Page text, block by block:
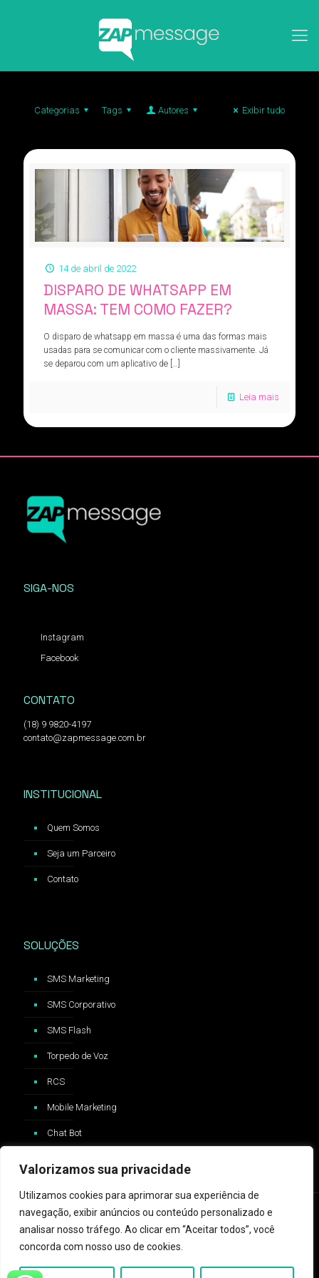
Valorizamos sua privacidade
Utilizamos cookies para aprimorar sua experiência de
navegação, exibir anúncios ou conteúdo personalizado e
analisar nosso tráfego. Ao clicar em “Aceitar todos”, você
concorda com nosso uso de cookies.
Categorias Tags Autores Exibir tudo
14 de abril de 2022
DISPARO DE WHATSAPP EM
MASSA: TEM COMO FAZER?
O disparo de whatsapp em massa é uma das formas mais
usadas para se comunicar com o cliente massivamente. Já
se deparou com um aplicativo de[…]
Leia mais
SIGA-NOS
Instagram
Facebook
CONTATO
(18) 9 9820-4197
contato@zapmessage.com.br
INSTITUCIONAL
Quem Somos
Seja um Parceiro
Contato
SOLUÇÕES
SMS Marketing
SMS Corporativo
SMS Flash
Torpedo de Voz
RCS
Mobile Marketing
Chat Bot
propriedades da Whatsapp Inc™️ e não possui nenhum vínculo com